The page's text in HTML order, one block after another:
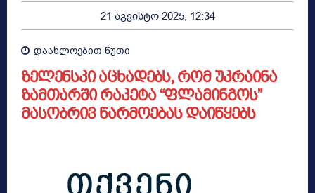
21 აგვისტო 2025, 12:34
დაახლოებით წუთი
ზელენსკი აცხადებს, რომ უკრაინა
ზამთარში რაკეტა “ფლამინგოს”
მასობრივ წარმოებას დაიწყებს